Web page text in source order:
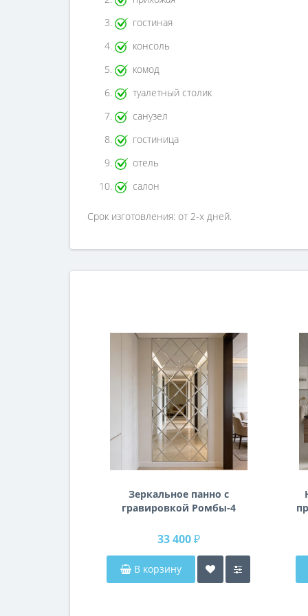
гостиная
консоль
комод
туалетный столик
санузел
гостиница
отель
салон
Срок изготовления: от 2-х дней.
Зеркальное панно с
гравировкой Ромбы-4
33 400 ₽
В корзину